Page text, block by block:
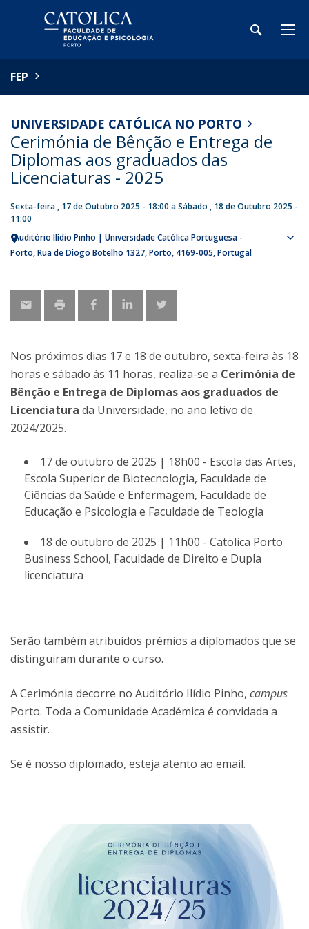
FEP
UNIVERSIDADE CATÓLICA NO PORTO
Cerimónia de Bênção e Entrega de
Diplomas aos graduados das
Licenciaturas - 2025
Sexta-feira , 17 de Outubro 2025 - 18:00 aSábado , 18 de Outubro 2025 -
11:00
Auditório Ilídio Pinho | Universidade Católica Portuguesa -
Porto Rua de Diogo Botelho 1327 Porto 4169-005 Portugal
Nos próximos dias 17 e 18 de outubro, sexta-feira às 18
horas e sábado às 11 horas, realiza-se a Cerimónia de
Bênção e Entrega de Diplomas aos graduados de
Licenciatura da Universidade, no ano letivo de
2024/2025.
17 de outubro de 2025 | 18h00 - Escola das Artes,
Escola Superior de Biotecnologia, Faculdade de
Ciências da Saúde e Enfermagem, Faculdade de
Educação e Psicologia e Faculdade de Teologia
18 de outubro de 2025 | 11h00 - Catolica Porto
Business School, Faculdade de Direito e Dupla
licenciatura
Serão também atribuídos prémios a diplomados que se
distinguiram durante o curso.
A Cerimónia decorre no Auditório Ilídio Pinho, campus
Porto. Toda a Comunidade Académica é convidada a
assistir.
Se é nosso diplomado, esteja atento ao email.